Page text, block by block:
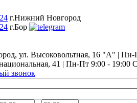
г.Нижний Новгород
г.Бор
ул. Высоковольтная, 16 "А" | Пн-
41 | Пн-Пт 9:00 - 19:00
звонок